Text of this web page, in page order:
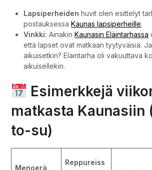
Lapsiperheiden huvit olen esittelyt
postauksessa Kaunas lapsiperheille.
Vinkki: Ainakin Kaunasin Eläintarhassa
että lapset ovat matkaan tyytyväisiä.
aikuisetkin? Eläintarha oli vakuuttava
aikuisellekin.
Esimerkkejä
matkasta Kaunasiin
to-su)
Menoerä
Reppureiss